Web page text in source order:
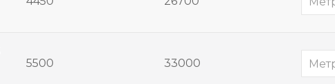
5500 33000